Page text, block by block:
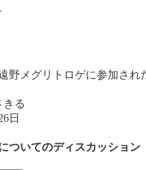
野メグリトロゲに参加され
きる
日
ついてのディスカッション